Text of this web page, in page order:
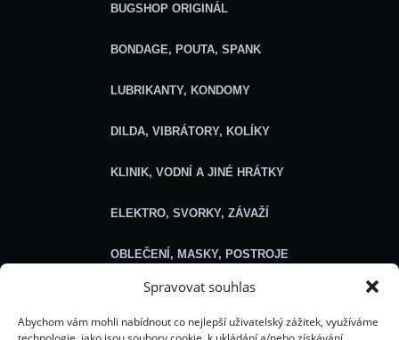
Spravovat souhlas
Abychom vám mohli nabídnout co nejlepší uživatelský zážitek, využíváme
BUGSHOP ORIGINÁL
BONDAGE, POUTA, SPANK
LUBRIKANTY, KONDOMY
DILDA, VIBRÁTORY, KOLÍKY
KLINIK, VODNÍ A JINÉ HRÁTKY
ELEKTRO, SVORKY, ZÁVAŽÍ
OBLEČENÍ, MASKY, POSTROJE
SEXSHOP